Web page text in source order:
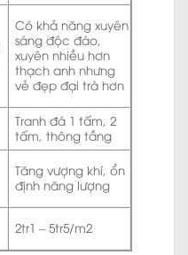
Có khả năng xuyên
sáng độc đáo,
xuyên nhiều hơn
thạch anh nhưng
vẻ đẹp đại trà hơn
Tranh đá 1 tấm, 2
tấm, thông tầng
Tăng vượng khí, ổn
định năng lượng
2tr1 – 5tr5/m2